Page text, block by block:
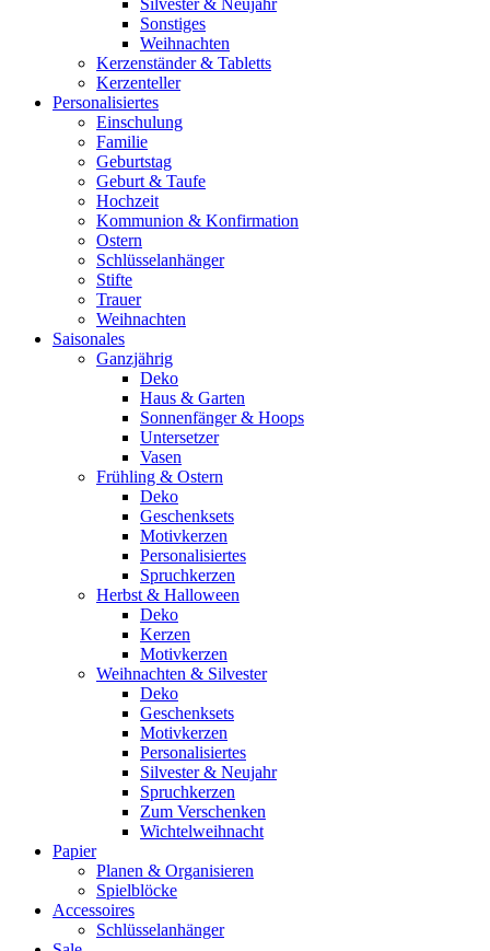
Silvester & Neujahr
Sonstiges
Weihnachten
Kerzenständer & Tabletts
Kerzenteller
Personalisiertes
Einschulung
Familie
Geburtstag
Geburt & Taufe
Hochzeit
Kommunion & Konfirmation
Ostern
Schlüsselanhänger
Stifte
Trauer
Weihnachten
Saisonales
Ganzjährig
Deko
Haus & Garten
Sonnenfänger & Hoops
Untersetzer
Vasen
Frühling & Ostern
Deko
Geschenksets
Motivkerzen
Personalisiertes
Spruchkerzen
Herbst & Halloween
Deko
Kerzen
Motivkerzen
Weihnachten & Silvester
Deko
Geschenksets
Motivkerzen
Personalisiertes
Silvester & Neujahr
Spruchkerzen
Zum Verschenken
Wichtelweihnacht
Papier
Planen & Organisieren
Spielblöcke
Accessoires
Schlüsselanhänger